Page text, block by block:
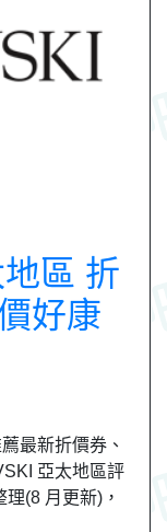
區 折
好康
最新折價券、
亞太地區評
(8 月更新)，